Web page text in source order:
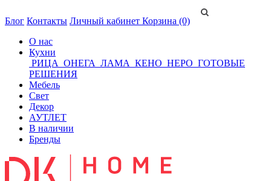
Блог Контакты Личный кабинет Корзина (0)
О нас
Кухни
РИЦА ОНЕГА ЛАМА КЕНО НЕРО ГОТОВЫЕ
РЕШЕНИЯ
Мебель
Свет
Декор
АУТЛЕТ
В наличии
Бренды